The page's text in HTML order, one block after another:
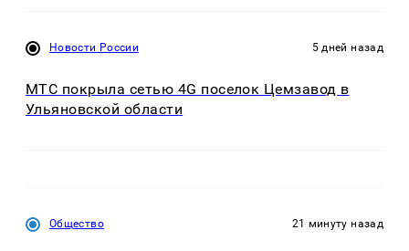
Новости России 5 дней назад
МТС покрыла сетью 4G поселок Цемзавод в
Ульяновской области
Общество 21 минуту назад